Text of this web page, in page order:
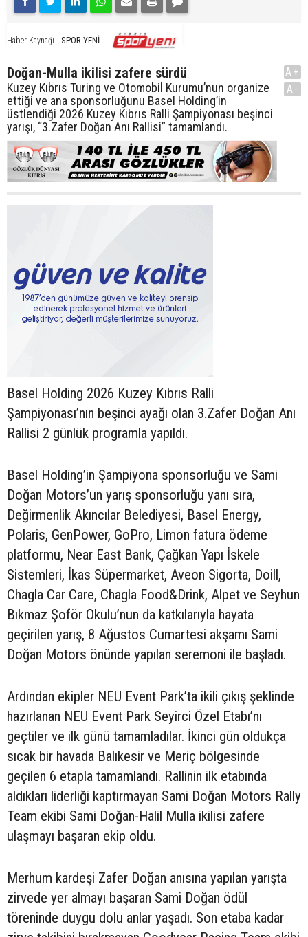
Haber Kaynağı SPOR YENİ
Doğan-Mulla ikilisi zafere sürdü
Kuzey Kıbrıs Turing ve Otomobil Kurumu’nun organize
ettiği ve ana sponsorluğunu Basel Holding’in
üstlendiği 2026 Kuzey Kıbrıs Ralli Şampiyonası beşinci
yarışı, “3.Zafer Doğan Anı Rallisi” tamamlandı.
A+
A-
Basel Holding 2026 Kuzey Kıbrıs Ralli
Şampiyonası’nın beşinci ayağı olan 3.Zafer Doğan Anı
Rallisi 2 günlük programla yapıldı.
Basel Holding’in Şampiyona sponsorluğu ve Sami
Doğan Motors’un yarış sponsorluğu yanı sıra,
Değirmenlik Akıncılar Belediyesi, Basel Energy,
Polaris, GenPower, GoPro, Limon fatura ödeme
platformu, Near East Bank, Çağkan Yapı İskele
Sistemleri, İkas Süpermarket, Aveon Sigorta, Doill,
Chagla Car Care, Chagla Food&Drink, Alpet ve Seyhun
Bıkmaz Şoför Okulu’nun da katkılarıyla hayata
geçirilen yarış, 8 Ağustos Cumartesi akşamı Sami
Doğan Motors önünde yapılan seremoni ile başladı.
Ardından ekipler NEU Event Park’ta ikili çıkış şeklinde
hazırlanan NEU Event Park Seyirci Özel Etabı’nı
geçtiler ve ilk günü tamamladılar. İkinci gün oldukça
sıcak bir havada Balıkesir ve Meriç bölgesinde
geçilen 6 etapla tamamlandı. Rallinin ilk etabında
aldıkları liderliği kaptırmayan Sami Doğan Motors Rally
Team ekibi Sami Doğan-Halil Mulla ikilisi zafere
ulaşmayı başaran ekip oldu.
Merhum kardeşi Zafer Doğan anısına yapılan yarışta
zirvede yer almayı başaran Sami Doğan ödül
töreninde duygu dolu anlar yaşadı. Son etaba kadar